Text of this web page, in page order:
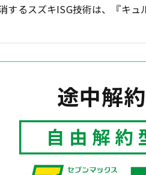
するスズキISG技術は、『キュ
途中解